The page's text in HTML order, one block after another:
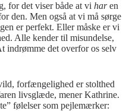
for det viser både at vi haren
den. Men også at vi må sørge
er perfekt. Eller måske er vi
Alle kender til misundelse,
det overfor os selv
forfængelighed er stolthed
livsglæde, mener Kathrine.
følelser som pejlemærker: